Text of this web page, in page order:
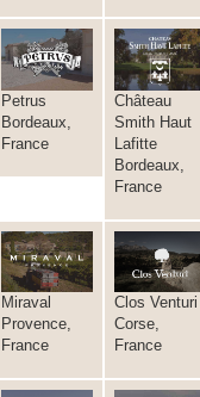
Petrus
Bordeaux,
France
Château
Smith Haut
Lafitte
Bordeaux,
France
Miraval
Provence,
France
Clos Venturi
Corse,
France